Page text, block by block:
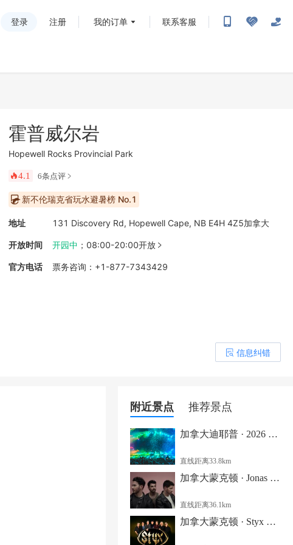
登录 注册 我的订单 联系客服
霍普威尔岩
Hopewell Rocks Provincial Park
󰺂4.1 6条点评
󰥫新不伦瑞克省玩水避暑榜 No.1
地址 131 Discovery Rd, Hopewell Cape, NB E4H 4Z5加拿大
开放时间 开园中 ； 08:00-20:00开放 
官方电话 票务咨询 ： +1-877-7343429
󰎒 信息纠错
附近景点 推荐景点
加拿大迪耶普 · 2026 YQM乡村音乐节
直线距离33.8km
加拿大蒙克顿 · Jonas Brothers 演唱会
直线距离36.1km
加拿大蒙克顿 · Styx 演唱会